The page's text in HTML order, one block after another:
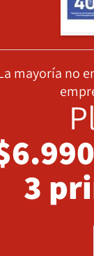
mayoría no
3